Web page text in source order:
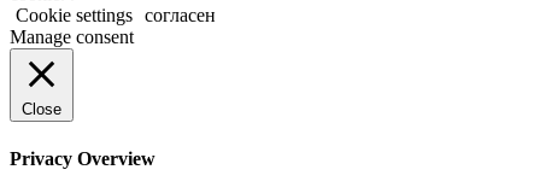
Cookie settings согласен
Manage consent
Close
Privacy Overview